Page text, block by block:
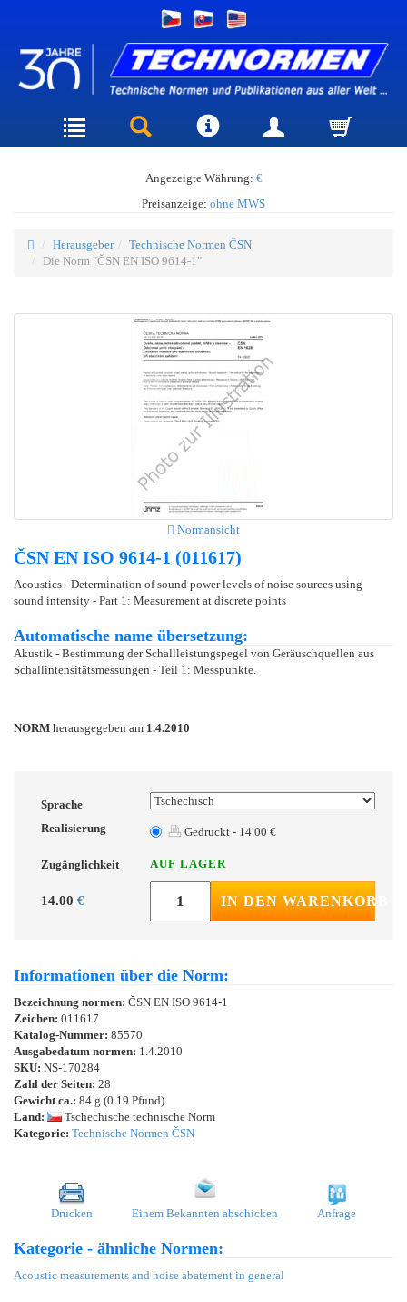
Angezeigte Währung: €
Preisanzeige: ohne MWS
Herausgeber
Technische Normen ČSN
Die Norm "ČSN EN ISO 9614-1"
Normansicht
ČSN EN ISO 9614-1 (011617)
Acoustics - Determination of sound power levels of noise sources using
sound intensity - Part 1: Measurement at discrete points
Automatische name übersetzung:
Akustik - Bestimmung der Schallleistungspegel von Geräuschquellen aus
Schallintensitätsmessungen - Teil 1: Messpunkte.
NORM herausgegeben am 1.4.2010
Sprache
Realisierung
Gedruckt - 14.00 €
Zugänglichkeit AUF LAGER
14.00 € IN DEN WARENKORB
Informationen über die Norm:
Bezeichnung normen: ČSN EN ISO 9614-1
Zeichen: 011617
Katalog-Nummer: 85570
Ausgabedatum normen: 1.4.2010
SKU: NS-170284
Zahl der Seiten: 28
Gewicht ca.: 84 g (0.19 Pfund)
Land:
Tschechische technische Norm
Kategorie: Technische Normen ČSN
Drucken Einem Bekannten abschicken Anfrage
Kategorie - ähnliche Normen:
Acoustic measurements and noise abatement in general